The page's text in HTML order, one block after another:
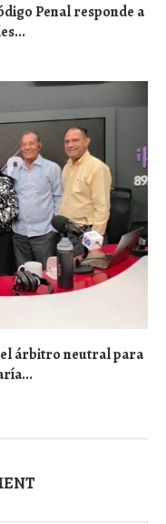
Penal responde a
el árbitro neutral para